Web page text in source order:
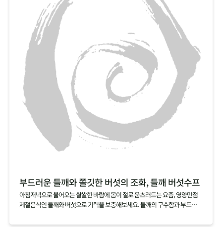
부드러운 들깨와 쫄깃한 버섯의 조화, 들깨 버섯수프
아침저녁으로 불어오는 쌀쌀한 바람에 몸이 절로 움츠러드는 요즘, 영양만점
제철음식인 들깨와 버섯으로 기력을 보충해보세요. 들깨의 구수함과 부드러움
용식이나 브런치 메뉴로도 잘 어울린답니다.